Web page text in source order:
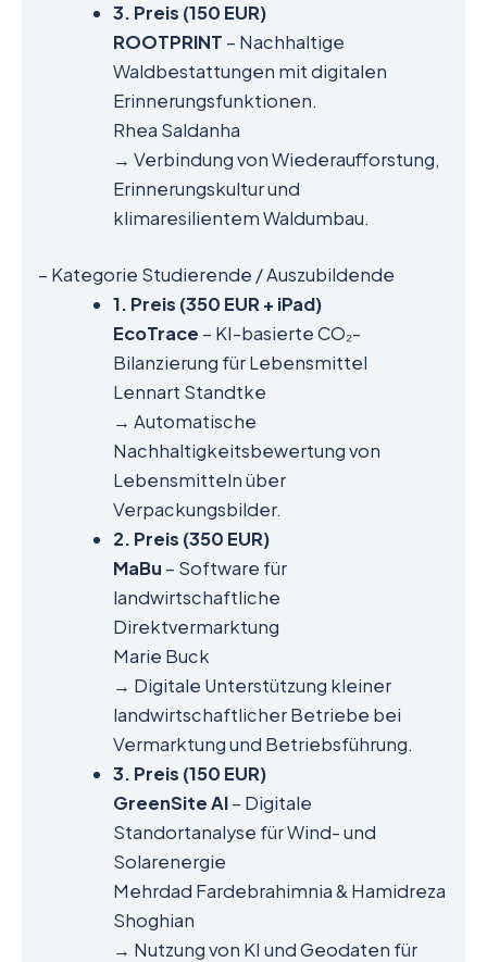
3. Preis (150 EUR)
ROOTPRINT – Nachhaltige
Waldbestattungen mit digitalen
Erinnerungsfunktionen.
Rhea Saldanha
→ Verbindung von Wiederaufforstung,
Erinnerungskultur und
klimaresilientem Waldumbau.
– Kategorie Studierende / Auszubildende
1. Preis (350 EUR + iPad)
EcoTrace – KI-basierte CO₂-
Bilanzierung für Lebensmittel
Lennart Standtke
→ Automatische
Nachhaltigkeitsbewertung von
Lebensmitteln über
Verpackungsbilder.
2. Preis (350 EUR)
MaBu – Software für
landwirtschaftliche
Direktvermarktung
Marie Buck
→ Digitale Unterstützung kleiner
landwirtschaftlicher Betriebe bei
Vermarktung und Betriebsführung.
3. Preis (150 EUR)
GreenSite AI– Digitale
Standortanalyse für Wind- und
Solarenergie
Mehrdad Fardebrahimnia & Hamidreza
Shoghian
→ Nutzung von KI und Geodaten für